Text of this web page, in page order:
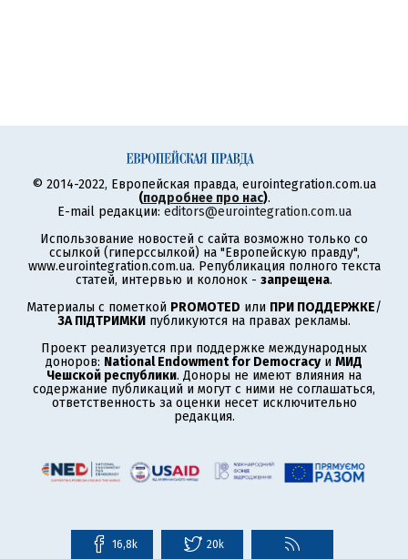
© 2014-2022, Европейская правда, eurointegration.com.ua
(подробнее про нас).
E-mail редакции: editors@eurointegration.com.ua
Использование новостей с сайта возможно только со
ссылкой (гиперссылкой) на "Европейскую правду",
www.eurointegration.com.ua. Републикация полного текста
статей, интервью и колонок - запрещена.
Материалы с пометкой PROMOTED или ПРИ ПОДДЕРЖКЕ/
ЗА ПІДТРИМКИ публикуются на правах рекламы.
Проект реализуется при поддержке международных
доноров: National Endowment for Democracyи МИД
Чешской республики. Доноры не имеют влияния на
содержание публикаций и могут с ними не соглашаться,
ответственность за оценки несет исключительно
редакция.
16,8k 20k